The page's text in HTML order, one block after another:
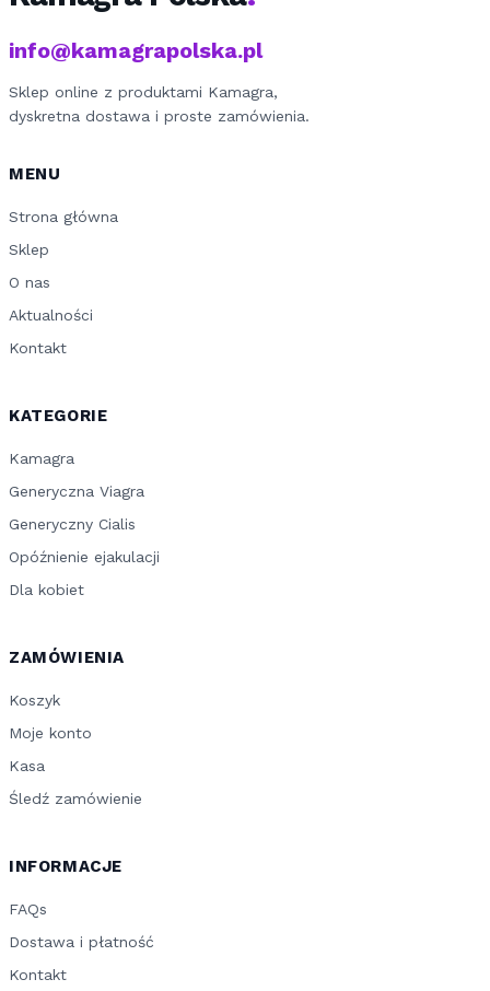
info@kamagrapolska.pl
Sklep online z produktami Kamagra,
dyskretna dostawa i proste zamówienia.
MENU
Strona główna
Sklep
O nas
Aktualności
Kontakt
KATEGORIE
Kamagra
Generyczna Viagra
Generyczny Cialis
Opóźnienie ejakulacji
Dla kobiet
ZAMÓWIENIA
Koszyk
Moje konto
Kasa
Śledź zamówienie
INFORMACJE
FAQs
Dostawa i płatność
Kontakt